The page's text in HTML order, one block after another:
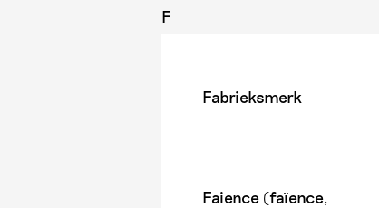
F
Fabrieksmerk
Faience (faïence,